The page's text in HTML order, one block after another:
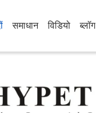
समाधान विडियो ब्लॉग